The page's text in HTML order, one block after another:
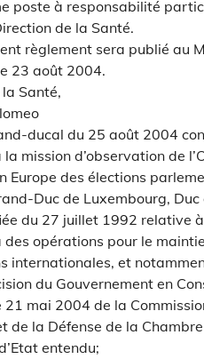
poste à responsabilité
de la Santé.
règlement sera publié au
23 août 2004.
Santé,
ducal du 25 août 2004
mission d’observation de
Europe des élections
Duc de Luxembourg, Duc
du 27 juillet 1992 relative
des opérations pour le
internationales, et
du Gouvernement en
21 mai 2004 de la
de la Défense de la
entendu;